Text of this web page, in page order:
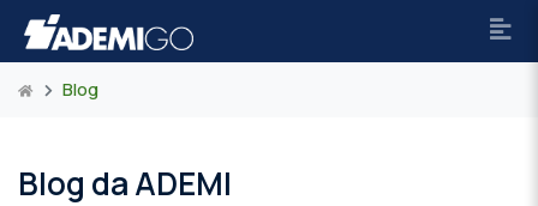
Blog
Blog da ADEMI